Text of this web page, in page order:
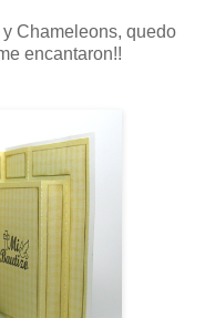
Chameleons, quedo
encantaron!!